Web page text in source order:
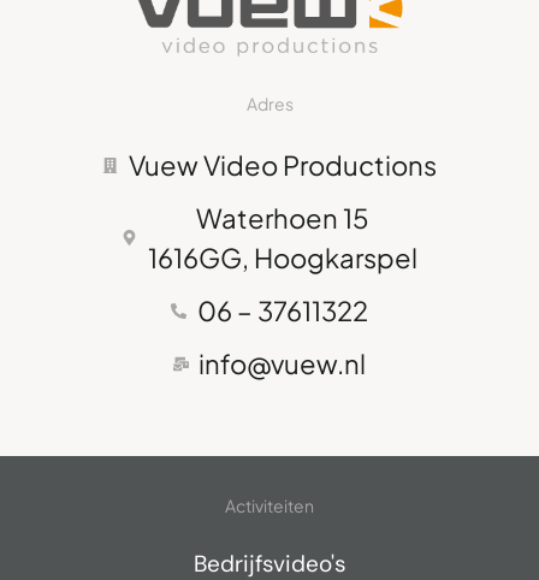
Adres
Vuew Video Productions
Waterhoen 15
1616GG, Hoogkarspel
06 – 37611322
info@vuew.nl
Activiteiten
Bedrijfsvideo's